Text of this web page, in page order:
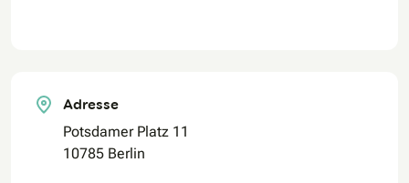
Adresse
Potsdamer Platz 11
10785 Berlin